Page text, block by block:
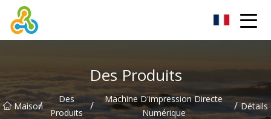
Des Produits
Maison
/
Des
Produits
/
Machine D'impression Directe
Numérique
/ Détails